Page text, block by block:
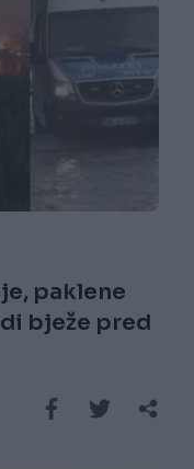
paklene
bježe pred